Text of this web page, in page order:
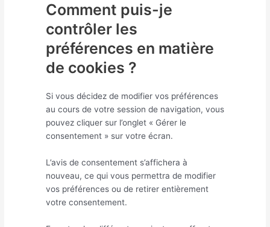
Comment puis-je
contrôler les
préférences en matière
de cookies ?
Si vous décidez de modifier vos préférences
au cours de votre session de navigation, vous
pouvez cliquer sur l’onglet « Gérer le
consentement » sur votre écran.
L’avis de consentement s’affichera à
nouveau, ce qui vous permettra de modifier
vos préférences ou de retirer entièrement
votre consentement.